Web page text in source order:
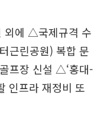
외에 △국제규격 수
근린공원) 복합 문
프장 신설 △‘홍대-
인프라 재정비 또